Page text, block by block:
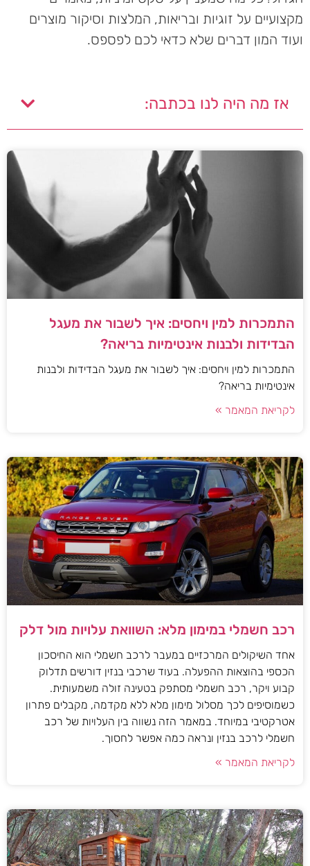
מקצועיים על זוגיות ובריאות, המלצות וסיקור מוצרים
ועוד המון דברים שלא כדאי לכם לפספס.
אז מה היה לנו בכתבה:
התמכרות למין ויחסים: איך לשבור את מעגל
הבדידות ולבנות אינטימיות בריאה?
התמכרות למין ויחסים: איך לשבור את מעגל הבדידות ולבנות
אינטימיות בריאה?
לקריאת המאמר »
רכב חשמלי במימון מלא: השוואת עלויות מול דלק
אחד השיקולים המרכזיים במעבר לרכב חשמלי הוא החיסכון
הכספי בהוצאות ההפעלה. בעוד שרכבי בנזין דורשים תדלוק
קבוע ויקר, רכב חשמלי מסתפק בטעינה זולה משמעותית.
כשמוסיפים לכך מסלול מימון מלא ללא מקדמה, מקבלים פתרון
אטרקטיבי במיוחד. במאמר הזה נשווה בין העלויות של רכב
חשמלי לרכב בנזין ונראה כמה אפשר לחסוך.
לקריאת המאמר »